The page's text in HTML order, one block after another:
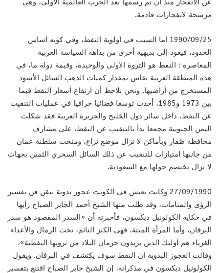
عن الانفجار منذ أن تم رسمها بعد الحرب العالمية الأولى، وهي
مرشحة لانفجارات قادمة.
1990/09/25 أما السبب في أولوية النفط، وفي كونه أساس
الحدود، فيعود إلى بديهية أخرى من بداهة السياسة العربية
المعاصرة : النفط هو الثروة الأولى والوحيدة، وقيمة دولة ما، في
هذه المنطقة العربية تقاس بمقدار كميات الذهب السائل الأسود
المستخرج من أراضيها. ونحن نلاحظ أن ارتفاع أسعار النفط فيما
بين 1973 و1985، أحدث توسعا فضائيا خرافيا في عمليات التنقيب
عن النفط، داخل سائر دول الخليج والجزيرة العربية فقد شكلت
اليمن الجنوبية مجمعا بدأ بالتنقيب عن النفط، على مشارف
محافظة ظفار وبأماكن لا تزال موضع نزاع، ومنحت سلطنة عمان
من جانبها امتيازات للتنقيب عن ذلك السائل السحري الثمين بجهات
لا تزال تختصم حولها مع السعودية.
27/09/1990 وكانت تعيش في الكويت عجوز بدوية تتقن فن تفسير
الرؤى والمنامات، وقد طلب منها الشيخ أحمد الجابر الصباح رأيها
في حكاية الكولونيل ديكسون، فأخبرته أن «السدر المقصود هو سدر
البرقان، وأما المرأة الميتة، فهي الكنز النائم، تحت الرمال والأعداء
الغرباء هم أولئك الذين يريدون حرمان البلاد من ثروتها النفطية»،
وقالت العجوز البدوية إن النفط سوف يكتشف في البرقان. ويقول
الكولونيل ديكسون في مذكراته، إن الشيخ جابر الصباح اقتنع بتفسير